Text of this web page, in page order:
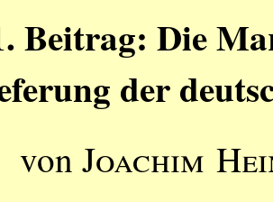
Beitrag: Die
der
von Joachim